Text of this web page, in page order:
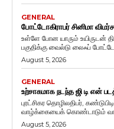
GENERAL
போட்டோகிராபர் சினிமா
உள்ளே போன யாரும் உயிருடன்
பகுதிக்கு வைல்டு லைஃப்
August 5, 2026
GENERAL
உற்சாகமாக நடந்த ஜி டி என்
புரட்சிகர தொழிலதிபர்,
வாழ்க்கையைக் கொண்டாடும்
August 5, 2026